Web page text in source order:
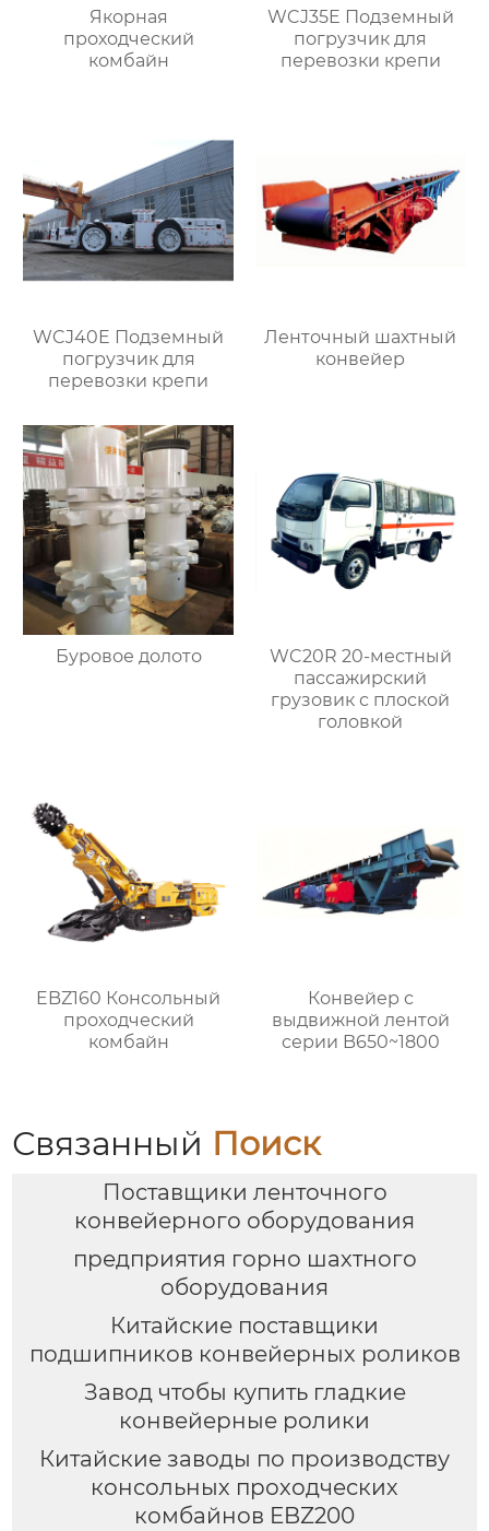
Якорная
проходческий
комбайн
WCJ35E Подземный
погрузчик для
перевозки крепи
WCJ40E Подземный
погрузчик для
перевозки крепи
Ленточный шахтный
конвейер
Буровое долото
WC20R 20-местный
пассажирский
грузовик с плоской
головкой
EBZ160 Консольный
проходческий
комбайн
Конвейер с
выдвижной лентой
серии B650~1800
Связанный Поиск
Поставщики ленточного
конвейерного оборудования
предприятия горно шахтного
оборудования
Китайские поставщики
подшипников конвейерных роликов
Завод чтобы купить гладкие
конвейерные ролики
Китайские заводы по производству
консольных проходческих
комбайнов EBZ200